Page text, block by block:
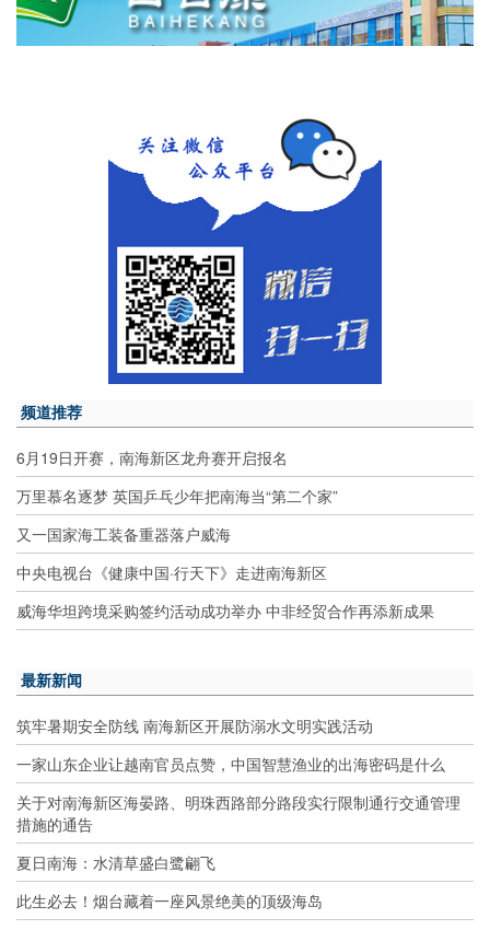
频道推荐
6月19日开赛，南海新区龙舟赛开启报名
万里慕名逐梦 英国乒乓少年把南海当“第二个家”
又一国家海工装备重器落户威海
中央电视台《健康中国·行天下》走进南海新区
威海华坦跨境采购签约活动成功举办 中非经贸合作再添新成果
最新新闻
筑牢暑期安全防线 南海新区开展防溺水文明实践活动
一家山东企业让越南官员点赞，中国智慧渔业的出海密码是什么
关于对南海新区海晏路、明珠西路部分路段实行限制通行交通管理
措施的通告
夏日南海：水清草盛白鹭翩飞
此生必去！烟台藏着一座风景绝美的顶级海岛